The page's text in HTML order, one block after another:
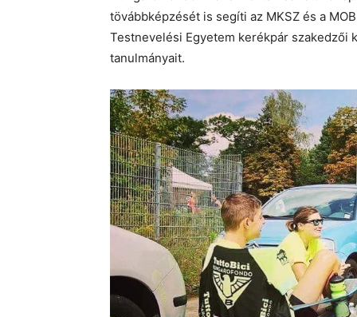
tövábbképzését is segíti az MKSZ és a
Testnevelési Egyetem kerékpár
tanulmányait.